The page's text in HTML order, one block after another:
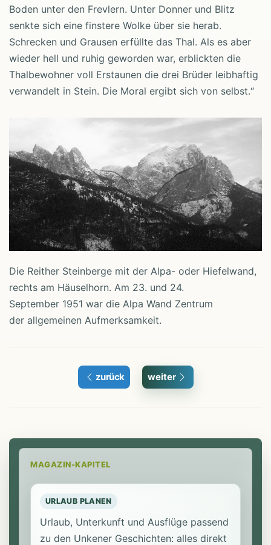
Boden unter den Frevlern. Unter Donner und Blitz
senkte sich eine finstere Wolke über sie herab.
Schrecken und Grausen erfüllte das Thal. Als es aber
wieder hell und ruhig geworden war, erblickten die
Thalbewohner voll Erstaunen die drei Brüder leibhaftig
verwandelt in Stein. Die Moral ergibt sich von selbst.“
Die Reither Steinberge mit der Alpa- oder Hiefelwand,
rechts am Häuselhorn. Am 23. und 24.
September 1951 war die Alpa Wand Zentrum
der allgemeinen Aufmerksamkeit.
zurück weiter
MAGAZIN-KAPITEL
URLAUB PLANEN
Urlaub, Unterkunft und Ausflüge passend
zu den Unkener Geschichten: alles direkt